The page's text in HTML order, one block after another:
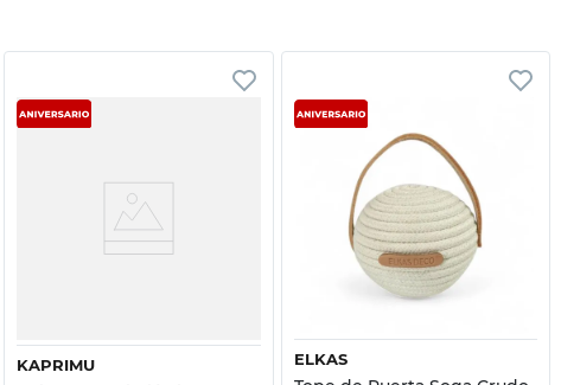
KAPRIMU
Vista rápida
ELKAS